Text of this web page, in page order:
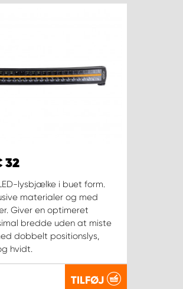
32
lysbjælke i buet form.
materialer og med
Giver en optimeret
bredde uden at miste
dobbelt positionslys,
hvidt.
TILFØJ